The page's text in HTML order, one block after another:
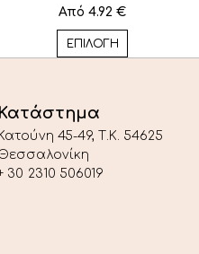
Από 4.92€
ΕΠΙΛΟΓΉ
Κατάστημα
Κατούνη 45-49, T.K. 54625
30 2310 506019